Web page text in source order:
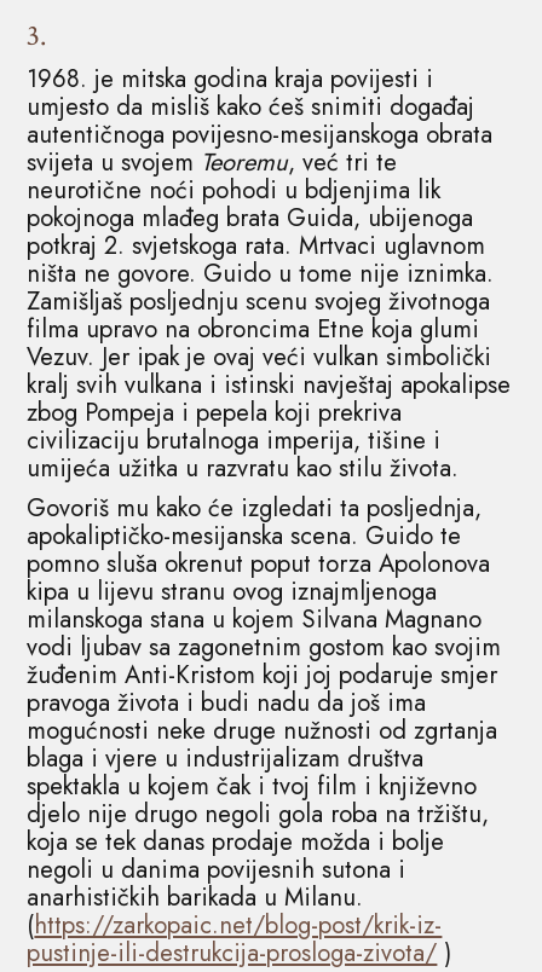
3.
1968. je mitska godina kraja povijesti i
umjesto da misliš kako ćeš snimiti događaj
autentičnoga povijesno-mesijanskoga obrata
svijeta u svojem Teoremu, već tri te
neurotične noći pohodi u bdjenjima lik
pokojnoga mlađeg brata Guida, ubijenoga
potkraj 2. svjetskoga rata. Mrtvaci uglavnom
ništa ne govore. Guido u tome nije iznimka.
Zamišljaš posljednju scenu svojeg životnoga
filma upravo na obroncima Etne koja glumi
Vezuv. Jer ipak je ovaj veći vulkan simbolički
kralj svih vulkana i istinski navještaj apokalipse
zbog Pompeja i pepela koji prekriva
civilizaciju brutalnoga imperija, tišine i
umijeća užitka u razvratu kao stilu života.
Govoriš mu kako će izgledati ta posljednja,
apokaliptičko-mesijanska scena. Guido te
pomno sluša okrenut poput torza Apolonova
kipa u lijevu stranu ovog iznajmljenoga
milanskoga stana u kojem Silvana Magnano
vodi ljubav sa zagonetnim gostom kao svojim
žuđenim Anti-Kristom koji joj podaruje smjer
pravoga života i budi nadu da još ima
mogućnosti neke druge nužnosti od zgrtanja
blaga i vjere u industrijalizam društva
spektakla u kojem čak i tvoj film i književno
djelo nije drugo negoli gola roba na tržištu,
koja se tek danas prodaje možda i bolje
negoli u danima povijesnih sutona i
anarhističkih barikada u Milanu.
(https://zarkopaic.net/blog-post/krik-iz-
pustinje-ili-destrukcija-prosloga-zivota/ )